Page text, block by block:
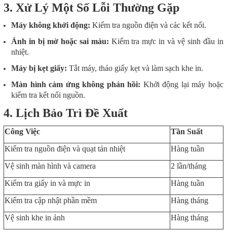
3. Xử Lý Một Số Lỗi Thường Gặp
Máy không khởi động: Kiểm tra nguồn điện và các kết nối.
Ảnh in bị mờ hoặc sai màu: Kiểm tra mực in và vệ sinh đầu in
nhiệt.
Máy bị kẹt giấy: Tắt máy, tháo giấy kẹt và làm sạch khe in.
Màn hình cảm ứng không phản hồi: Khởi động lại máy hoặc
kiểm tra kết nối nguồn.
4. Lịch Bảo Trì Đề Xuất
Công Việc
Tần Suất
Kiểm tra nguồn điện và quạt tản nhiệt
Hàng tuần
Vệ sinh màn hình và camera
2 lần/tháng
Kiểm tra giấy in và mực in
Hàng tuần
Kiểm tra cập nhật phần mềm
Hàng tháng
Vệ sinh khe in ảnh
Hàng tháng